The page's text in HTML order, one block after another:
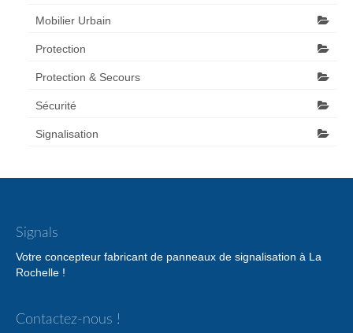
Mobilier Urbain
Protection
Protection & Secours
Sécurité
Signalisation
Signals
Votre concepteur fabricant de panneaux de signalisation à La
Rochelle !
Contactez-nous !